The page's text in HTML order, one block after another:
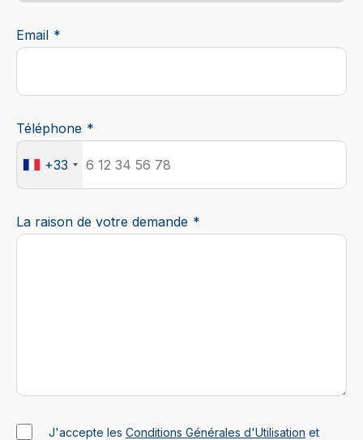
Email
Téléphone
+33
La raison de votre demande
J'accepte les Conditions Générales d'Utilisation et